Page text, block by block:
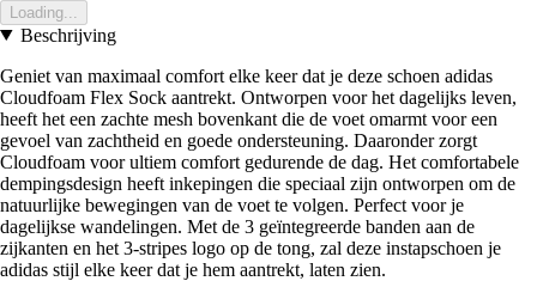
Loading...
Beschrijving
Geniet van maximaal comfort elke keer dat je deze schoen adidas
Cloudfoam Flex Sock aantrekt. Ontworpen voor het dagelijks leven,
heeft het een zachte mesh bovenkant die de voet omarmt voor een
gevoel van zachtheid en goede ondersteuning. Daaronder zorgt
Cloudfoam voor ultiem comfort gedurende de dag. Het comfortabele
dempingsdesign heeft inkepingen die speciaal zijn ontworpen om de
natuurlijke bewegingen van de voet te volgen. Perfect voor je
dagelijkse wandelingen. Met de 3 geïntegreerde banden aan de
zijkanten en het 3-stripes logo op de tong, zal deze instapschoen je
adidas stijl elke keer dat je hem aantrekt, laten zien.